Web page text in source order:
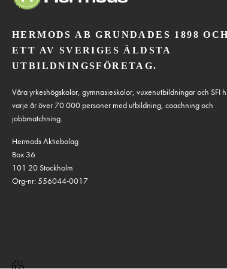
HERMODS AB GRUNDADES 1898
ETT AV SVERIGES ÄLDSTA
UTBILDNINGSFÖRETAG.
Våra yrkeshögskolor, gymnasieskolor, vuxenutbildningar och SFI
varje år över 70 000 personer med utbildning, coachning och
jobbmatchning.
Hermods Aktiebolag
Box 36
101 20 Stockholm
Org-nr: 556044-0017